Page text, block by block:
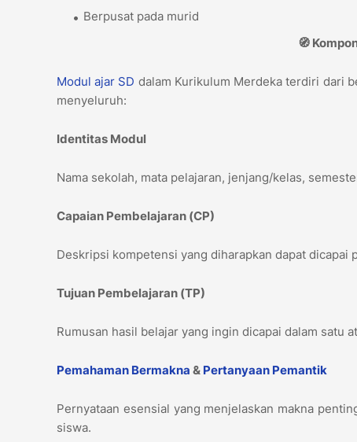
Berpusat pada murid
🧭
Modul ajar SD dalam Kurikulum Merdeka terdiri dari
menyeluruh:
Identitas Modul
Nama sekolah, mata pelajaran, jenjang/kelas,
Capaian Pembelajaran (CP)
Deskripsi kompetensi yang diharapkan dapat
Tujuan Pembelajaran (TP)
Rumusan hasil belajar yang ingin dicapai dalam satu
Pemahaman Bermakna & Pertanyaan Pemantik
Pernyataan esensial yang menjelaskan makna
siswa.